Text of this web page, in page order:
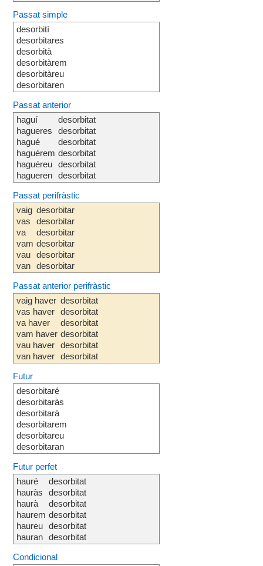
Passat simple
desorbití
desorbitares
desorbità
desorbitàrem
desorbitàreu
desorbitaren
Passat anterior
haguí
hagueres
hagué
haguérem
haguéreu
hagueren
desorbitat
desorbitat
desorbitat
desorbitat
desorbitat
desorbitat
Passat perifràstic
vaig
vas
va
vam
vau
van
desorbitar
desorbitar
desorbitar
desorbitar
desorbitar
desorbitar
Passat anterior perifràstic
vaig haver
vas haver
va haver
vam haver
vau haver
van haver
desorbitat
desorbitat
desorbitat
desorbitat
desorbitat
desorbitat
Futur
desorbitaré
desorbitaràs
desorbitarà
desorbitarem
desorbitareu
desorbitaran
Futur perfet
hauré
hauràs
haurà
haurem
haureu
hauran
desorbitat
desorbitat
desorbitat
desorbitat
desorbitat
desorbitat
Condicional